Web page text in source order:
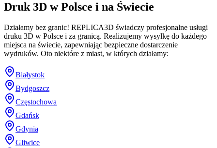
Druk 3D w Polsce i na Świecie
Działamy bez granic! REPLICA3D świadczy profesjonalne usługi
druku 3D w Polsce i za granicą. Realizujemy wysyłkę do każdego
miejsca na świecie, zapewniając bezpieczne dostarczenie
wydruków. Oto niektóre z miast, w których działamy:
Białystok
Bydgoszcz
Częstochowa
Gdańsk
Gdynia
Gliwice